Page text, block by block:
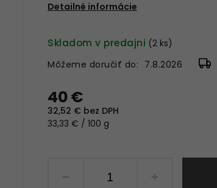
Detailné informácie
40 €
32,52 € bez DPH
33,33 € / 100 g
Skladom v predajni (2 ks)
Môžeme doručiť do: 7.8.2026